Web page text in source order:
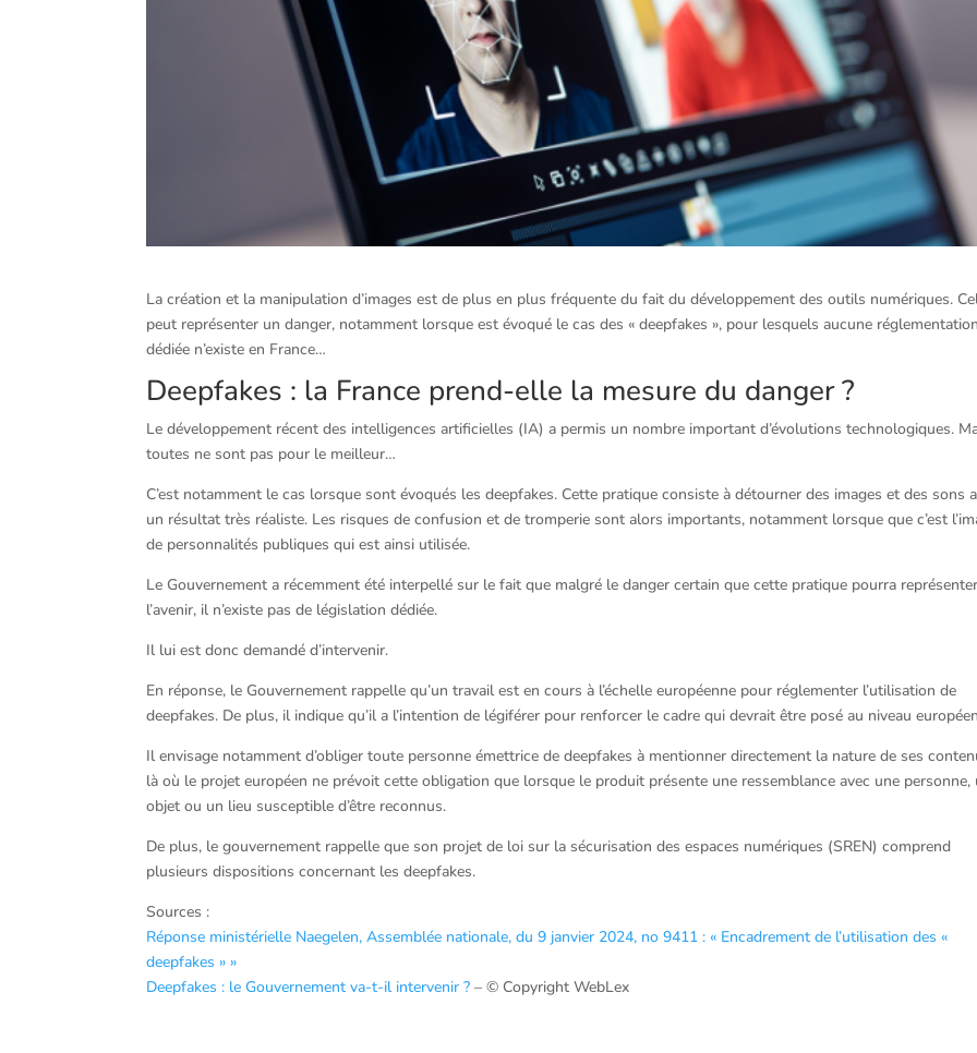
La création et la manipulation d’images est de plus en plus fréquente du fait du développement des outils numériques.
peut représenter un danger, notamment lorsque est évoqué le cas des « deepfakes », pour lesquels aucune réglementation
dédiée n’existe en France…
Deepfakes : la France prend-elle la mesure du danger ?
Le développement récent des intelligences artificielles (IA) a permis un nombre important d’évolutions technologiques.
toutes ne sont pas pour le meilleur…
C’est notamment le cas lorsque sont évoqués les deepfakes. Cette pratique consiste à détourner des images et des sons
un résultat très réaliste. Les risques de confusion et de tromperie sont alors importants, notamment lorsque que c’est
de personnalités publiques qui est ainsi utilisée.
Le Gouvernement a récemment été interpellé sur le fait que malgré le danger certain que cette pratique pourra
l’avenir, il n’existe pas de législation dédiée.
Il lui est donc demandé d’intervenir.
En réponse, le Gouvernement rappelle qu’un travail est en cours à l’échelle européenne pour réglementer l’utilisation de
deepfakes. De plus, il indique qu’il a l’intention de légiférer pour renforcer le cadre qui devrait être posé au niveau
Il envisage notamment d’obliger toute personne émettrice de deepfakes à mentionner directement la nature de ses
là où le projet européen ne prévoit cette obligation que lorsque le produit présente une ressemblance avec une personne,
objet ou un lieu susceptible d’être reconnus.
De plus, le gouvernement rappelle que son projet de loi sur la sécurisation des espaces numériques (SREN) comprend
plusieurs dispositions concernant les deepfakes.
Sources :
Réponse ministérielle Naegelen, Assemblée nationale, du 9 janvier 2024, no 9411 : « Encadrement de l’utilisation des «
deepfakes » »
Deepfakes : le Gouvernement va-t-il intervenir ? – © Copyright WebLex